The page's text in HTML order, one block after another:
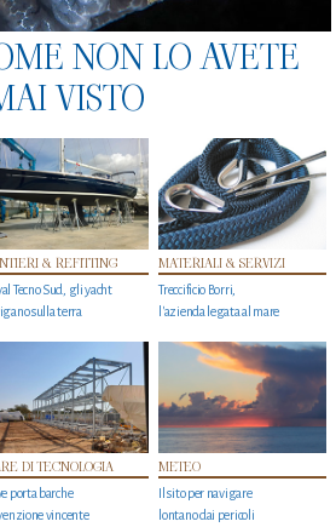
NON LO AVETE
VISTO
& REFITTING
Tecno Sud, gli yacht
sulla terra
MATERIALI & SERVIZI
Treccificio Borri,
l'azienda legata al mare
DI TECNOLOGIA
porta barche
vincente
METEO
Il sito per navigare
lontano dai pericoli